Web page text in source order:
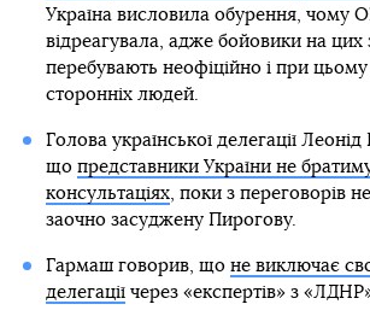
Україна висловила обурення, чому
відреагувала, адже бойовики на цих
перебувають неофіційно і при
сторонніх людей.
Голова української делегації
що представники України не
консультаціях, поки з переговорів
заочно засуджену Пирогову.
Гармаш говорив, що не виключає
делегаціїчерез «експертів» з